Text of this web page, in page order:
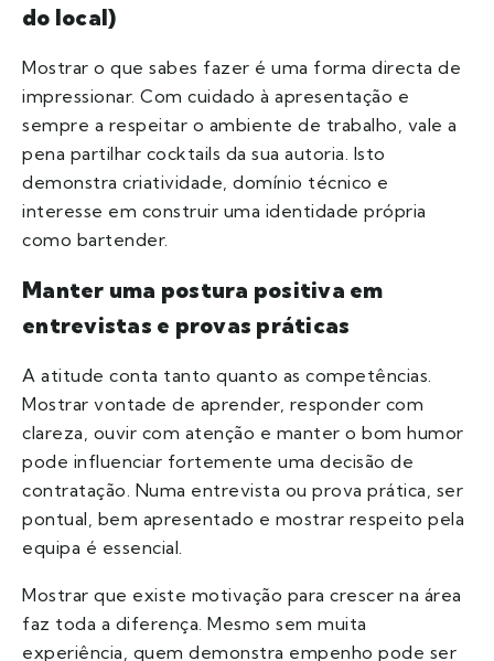
do local)
Mostrar o que sabes fazer é uma forma directa de
impressionar. Com cuidado à apresentação e
sempre a respeitar o ambiente de trabalho, vale a
pena partilhar cocktails da sua autoria. Isto
demonstra criatividade, domínio técnico e
interesse em construir uma identidade própria
como bartender.
Manter uma postura positiva em
entrevistas e provas práticas
A atitude conta tanto quanto as competências.
Mostrar vontade de aprender, responder com
clareza, ouvir com atenção e manter o bom humor
pode influenciar fortemente uma decisão de
contratação. Numa entrevista ou prova prática, ser
pontual, bem apresentado e mostrar respeito pela
equipa é essencial.
Mostrar que existe motivação para crescer na área
faz toda a diferença. Mesmo sem muita
experiência, quem demonstra empenho pode ser